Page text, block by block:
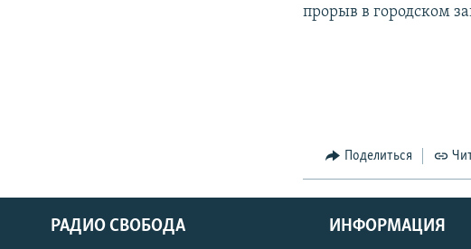
прорыв в городском
Поделиться
РАДИО СВОБОДА ИНФОРМАЦИЯ